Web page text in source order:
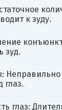
к зуду.
зуд.
глаз.
глаз: